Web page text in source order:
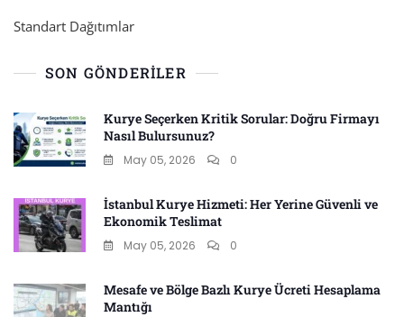
Standart Dağıtımlar
SON GÖNDERILER
Kurye Seçerken Kritik Sorular: Doğru Firmayı
Nasıl Bulursunuz?
May 05, 2026 0
İstanbul Kurye Hizmeti: Her Yerine Güvenli ve
Ekonomik Teslimat
May 05, 2026 0
Mesafe ve Bölge Bazlı Kurye Ücreti Hesaplama
Mantığı